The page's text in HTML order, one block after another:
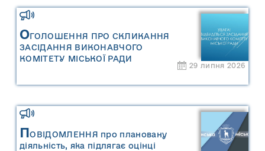
управління відходами Сарненської
міської територіальної громади»
ОГОЛОШЕННЯ ПРО СКЛИКАННЯ
ЗАСІДАННЯ ВИКОНАВЧОГО
КОМІТЕТУ МІСЬКОЇ РАДИ
29 липня 2026
ПОВІДОМЛЕННЯ про плановану
діяльність, яка підлягає оцінці